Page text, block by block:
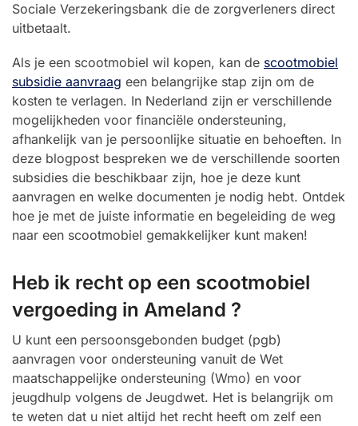
Sociale Verzekeringsbank die de zorgverleners direct
uitbetaalt.
Als je een scootmobiel wil kopen, kan de scootmobiel
subsidie aanvraag een belangrijke stap zijn om de
kosten te verlagen. In Nederland zijn er verschillende
mogelijkheden voor financiële ondersteuning,
afhankelijk van je persoonlijke situatie en behoeften. In
deze blogpost bespreken we de verschillende soorten
subsidies die beschikbaar zijn, hoe je deze kunt
aanvragen en welke documenten je nodig hebt. Ontdek
hoe je met de juiste informatie en begeleiding de weg
naar een scootmobiel gemakkelijker kunt maken!
Heb ik recht op een scootmobiel
vergoeding in Ameland ?
U kunt een persoonsgebonden budget (pgb)
aanvragen voor ondersteuning vanuit de Wet
maatschappelijke ondersteuning (Wmo) en voor
jeugdhulp volgens de Jeugdwet. Het is belangrijk om
te weten dat u niet altijd het recht heeft om zelf een